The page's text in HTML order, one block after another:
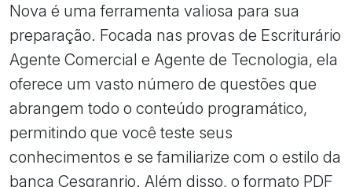
Nova é uma ferramenta valiosa para sua
preparação. Focada nas provas de Escriturário
Agente Comercial e Agente de Tecnologia, ela
oferece um vasto número de questões que
abrangem todo o conteúdo programático,
permitindo que você teste seus
conhecimentos e se familiarize com o estilo da
banca Cesgranrio. Além disso, o formato PDF